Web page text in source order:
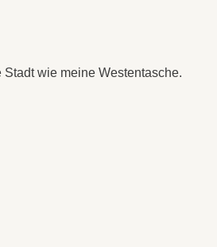
wie meine Westentasche.